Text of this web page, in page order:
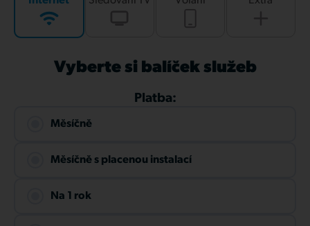
Vyberte si balíček služeb
Platba:
Měsíčně
Měsíčně s placenou instalací
Na 1 rok